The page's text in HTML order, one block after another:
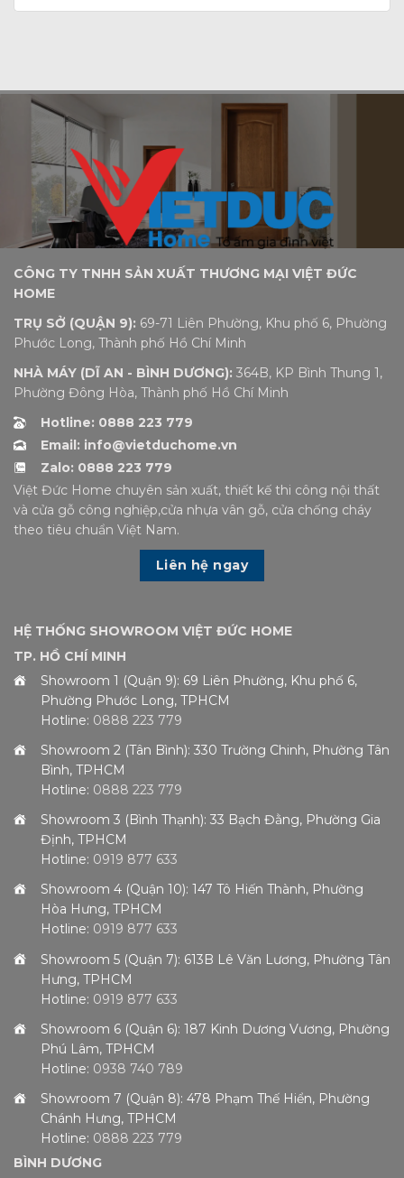
CÔNG TY TNHH SẢN XUẤT THƯƠNG MẠI VIỆT ĐỨC
HOME
TRỤ SỞ (QUẬN 9): 69-71 Liên Phường, Khu phố 6, Phường
Phước Long, Thành phố Hồ Chí Minh
NHÀ MÁY (DĨ AN - BÌNH DƯƠNG): 364B, KP Bình Thung 1,
Phường Đông Hòa, Thành phố Hồ Chí Minh
Hotline: 0888 223 779
Email: info@vietduchome.vn
Zalo: 0888 223 779
Việt Đức Home chuyên sản xuất, thiết kế thi công nội thất
và cửa gỗ công nghiệp,cửa nhựa vân gỗ, cửa chống cháy
theo tiêu chuẩn Việt Nam.
Liên hệ ngay
HỆ THỐNG SHOWROOM VIỆT ĐỨC HOME
TP. HỒ CHÍ MINH
Showroom 1 (Quận 9): 69 Liên Phường, Khu phố 6,
Phường Phước Long, TPHCM
Hotline: 0888 223 779
Showroom 2 (Tân Bình): 330 Trường Chinh, Phường Tân
Bình, TPHCM
Hotline: 0888 223 779
Showroom 3 (Bình Thạnh): 33 Bạch Đằng, Phường Gia
Định, TPHCM
Hotline: 0919 877 633
Showroom 4 (Quận 10): 147 Tô Hiến Thành, Phường
Hòa Hưng, TPHCM
Hotline: 0919 877 633
Showroom 5 (Quận 7): 613B Lê Văn Lương, Phường Tân
Hưng, TPHCM
Hotline: 0919 877 633
Showroom 6 (Quận 6): 187 Kinh Dương Vương, Phường
Phú Lâm, TPHCM
Hotline: 0938 740 789
Showroom 7 (Quận 8): 478 Phạm Thế Hiển, Phường
Chánh Hưng, TPHCM
Hotline: 0888 223 779
BÌNH DƯƠNG